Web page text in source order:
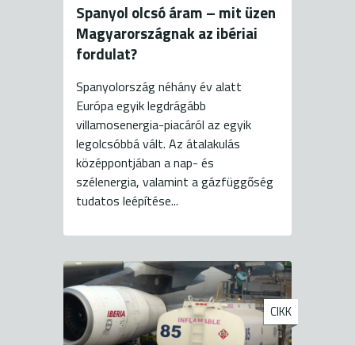
Spanyol olcsó áram – mit üzen
Magyarországnak az ibériai
fordulat?
Spanyolország néhány év alatt
Európa egyik legdrágább
villamosenergia-piacáról az egyik
legolcsóbbá vált. Az átalakulás
középpontjában a nap- és
szélenergia, valamint a gázfüggőség
tudatos leépítése...
CIKK